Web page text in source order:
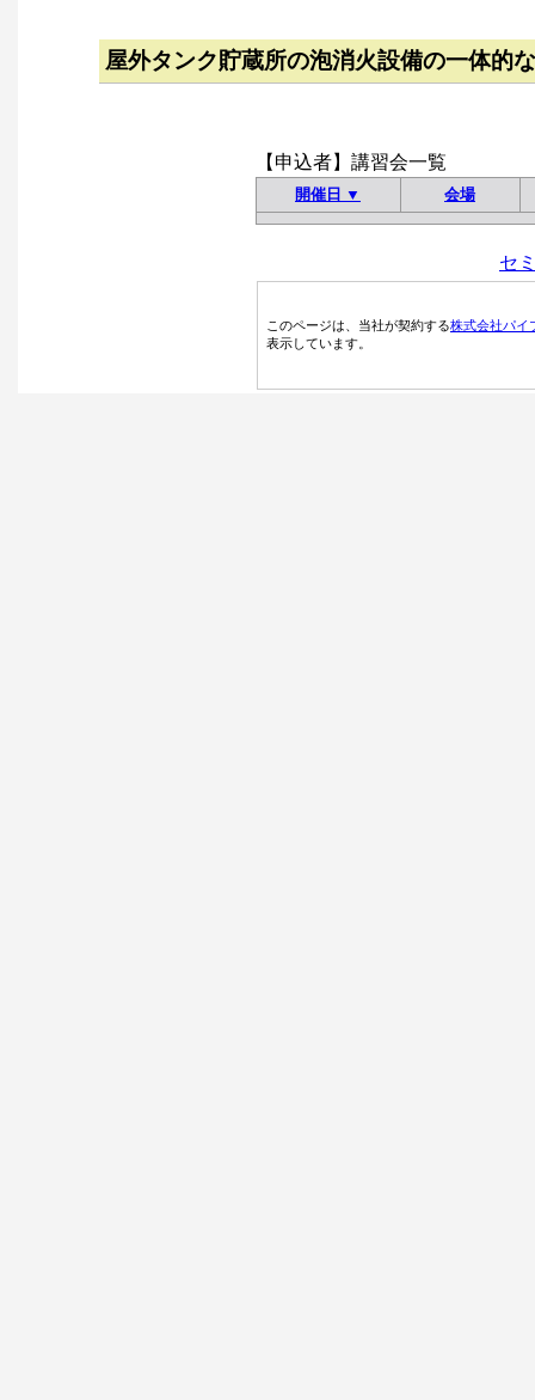
屋外タンク貯蔵所の泡消火設備の一体的
【申込者】講習会一覧
開催日 ▼ 会場
セ
このページは、当社が契約する株式会社パイ
表示しています。